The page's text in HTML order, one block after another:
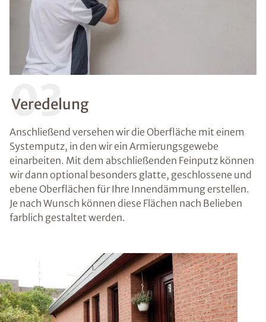
03
Veredelung
Anschließend versehen wir die Oberfläche mit einem
Systemputz, in den wir ein Armierungsgewebe
einarbeiten. Mit dem abschließenden Feinputz können
wir dann optional besonders glatte, geschlossene und
ebene Oberflächen für Ihre Innendämmung erstellen.
Je nach Wunsch können diese Flächen nach Belieben
farblich gestaltet werden.